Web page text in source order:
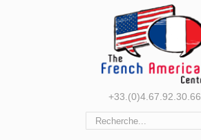
+33.(0)4.67.92.30.66